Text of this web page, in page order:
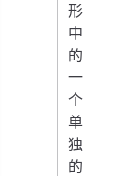
形
中
的
一
个
单
独
的